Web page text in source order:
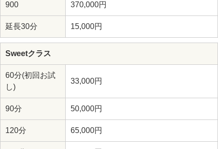
900 370,000円
延長30分 15,000円
Sweetクラス
60分(初回お試
し)
33,000円
90分 50,000円
120分 65,000円